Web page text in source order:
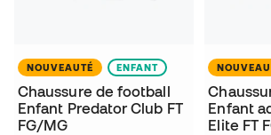
NOUVEAUTÉ ENFANT
Chaussure de football
Enfant Predator Club FT
FG/MG
Enfant
Elite FT